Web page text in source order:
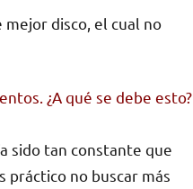
disco, el cual no
¿A qué se debe esto?
sido tan constante que
práctico no buscar más